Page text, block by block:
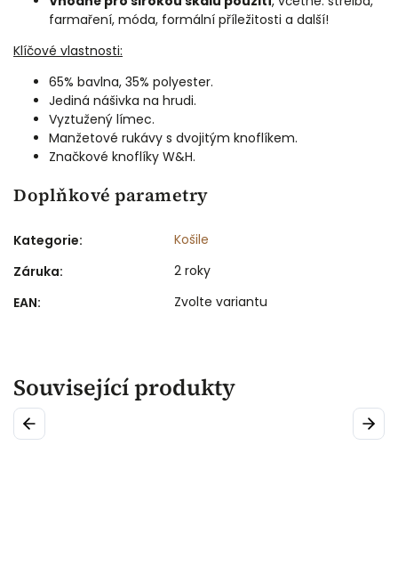
farmaření, móda, formální příležitosti a další!
Klíčové vlastnosti:
65% bavlna, 35% polyester.
Jediná nášivka na hrudi.
Vyztužený límec.
Manžetové rukávy s dvojitým knoflíkem.
Značkové knoflíky W&H.
Doplňkové parametry
Kategorie:
Košile
Záruka:
2 roky
EAN: Zvolte variantu
Související produkty
Previous Next